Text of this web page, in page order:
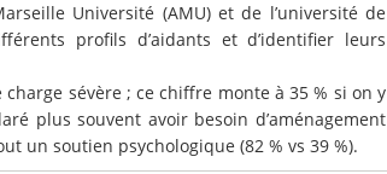
Université (AMU) et de l’université de
profils d’aidants et d’identifier leurs
sévère ; ce chiffre monte à 35 % si on y
plus souvent avoir besoin d’aménagement
un soutien psychologique (82 % vs 39 %).